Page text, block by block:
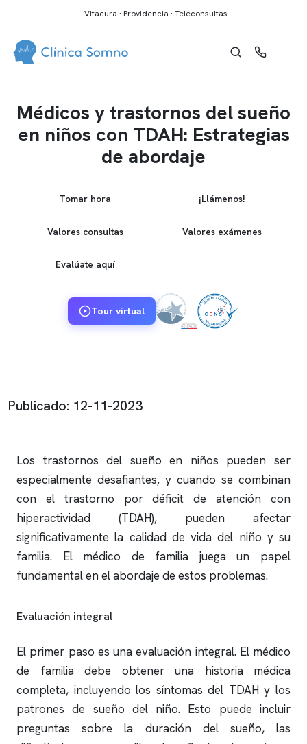
Vitacura · Providencia · Teleconsultas
Médicos y trastornos del sueño
en niños con TDAH: Estrategias
de abordaje
Tomar hora ¡Llámenos!
Valores consultas Valores exámenes
Evalúate aquí
Tour virtual
Publicado: 12-11-2023
Los trastornos del sueño en niños pueden ser
especialmente desafiantes, y cuando se combinan
con el trastorno por déficit de atención con
hiperactividad (TDAH), pueden afectar
significativamente la calidad de vida del niño y su
familia. El médico de familia juega un papel
fundamental en el abordaje de estos problemas.
Evaluación integral
El primer paso es una evaluación integral. El médico
de familia debe obtener una historia médica
completa, incluyendo los síntomas del TDAH y los
patrones de sueño del niño. Esto puede incluir
preguntas sobre la duración del sueño, las